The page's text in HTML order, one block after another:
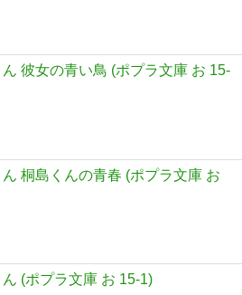
彼女の青い鳥 (ポプラ文庫 お 15-
桐島くんの青春 (ポプラ文庫 お
(ポプラ文庫 お 15-1)